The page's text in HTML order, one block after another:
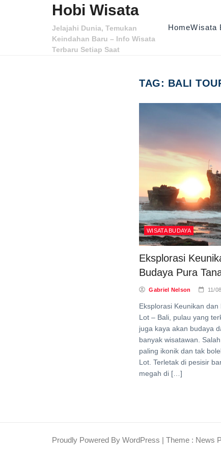
Skip to contentHobi Wisata
Jelajahi Dunia, Temukan
Keindahan Baru – Info Wisata
Terbaru Setiap Saat
HomeWisata
TAG: BALI
WISATA BUDAYA
Eksplorasi
Budaya Pura
Gabriel Nelson 11/
Eksplorasi Keunikan
Lot – Bali, pulau yang
juga kaya akan budaya
banyak wisatawan.
paling ikonik dan tak
Lot. Terletak di pesisir
megah di […]
Proudly Powered By WordPress | Theme : News